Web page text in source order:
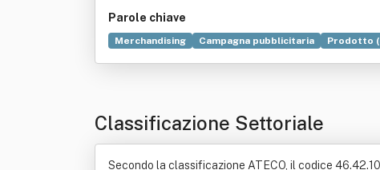
Parole chiave
Merchandising Campagna pubblicitaria Prodotto
Classificazione Settoriale
Secondo la classificazione ATECO, il codice